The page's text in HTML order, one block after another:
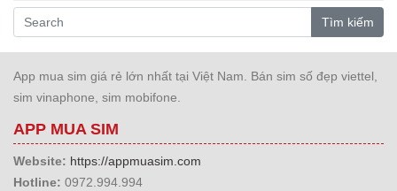
Tìm kiếm
App mua sim giá rẻ lớn nhất tại Việt Nam. Bán sim số đẹp viettel,
sim vinaphone, sim mobifone.
APP MUA SIM
Website: https://appmuasim.com
Hotline: 0972.994.994